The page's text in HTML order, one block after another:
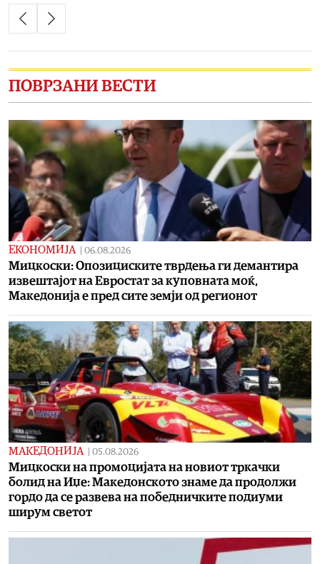
ПОВРЗАНИ ВЕСТИ
ЕКОНОМИЈА | 06.08.2026
Мицкоски: Опозициските тврдења ги демантира
извештајот на Евростат за куповната моќ,
Македонија е пред сите земји од регионот
МАКЕДОНИЈА | 05.08.2026
Мицкоски на промоцијата на новиот тркачки
болид на Иџе: Македонското знаме да продолжи
гордо да се развева на победничките подиуми
ширум светот